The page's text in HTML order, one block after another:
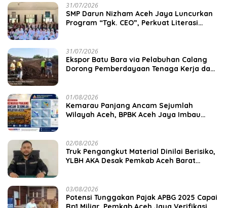
31/07/2026
SMP Darun Nizham Aceh Jaya Luncurkan
Program “Tgk. CEO”, Perkuat Literasi
31/07/2026
‎Ekspor Batu Bara via Pelabuhan Calang
Dorong Pemberdayaan Tenaga Kerja dan
01/08/2026
Kemarau Panjang Ancam Sejumlah
Wilayah Aceh, BPBK Aceh Jaya Imbau
02/08/2026
Truk Pengangkut Material Dinilai Berisiko,
YLBH AKA Desak Pemkab Aceh Barat
03/08/2026
Potensi Tunggakan Pajak APBG 2025 Capai